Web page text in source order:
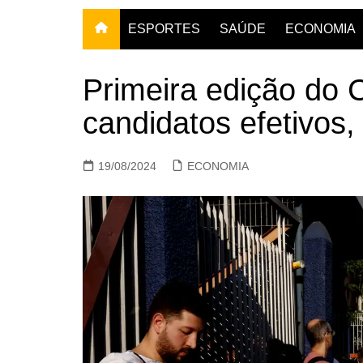
ESPORTES SAÚDE ECONOMIA
Primeira edição do
candidatos
19/08/2024 ECONOMIA